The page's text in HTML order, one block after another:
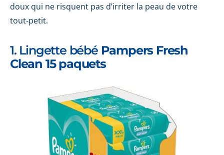
doux qui ne risquent pas d’irriter la peau de votre
tout-petit.
1. Lingette bébé Pampers Fresh
Clean 15 paquets